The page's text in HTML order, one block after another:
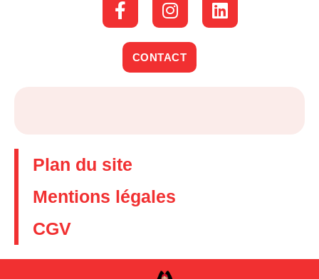
CONTACT
Plan du site
Mentions légales
CGV